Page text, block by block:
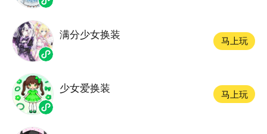
满分少女换装
马上玩
少女爱换装
马上玩